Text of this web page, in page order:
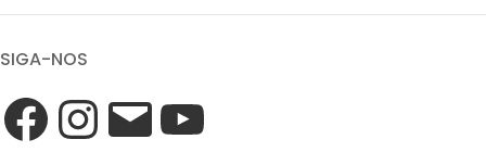
SIGA-NOS